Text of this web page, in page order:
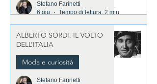
Stefano Farinetti
6 giu
Tempo di lettura: 2 min
ALBERTO SORDI: IL VOLTO
DELL’ITALIA
Moda e curiosità
Stefano Farinetti